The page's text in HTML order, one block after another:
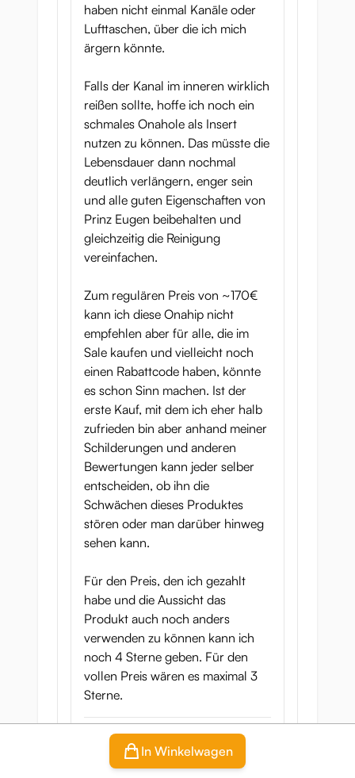
In Winkelwagen
haben nicht einmal Kanäle oder
Lufttaschen, über die ich mich
ärgern könnte.
Falls der Kanal im inneren wirklich
reißen sollte, hoffe ich noch ein
schmales Onahole als Insert
nutzen zu können. Das müsste die
Lebensdauer dann nochmal
deutlich verlängern, enger sein
und alle guten Eigenschaften von
Prinz Eugen beibehalten und
gleichzeitig die Reinigung
vereinfachen.
Zum regulären Preis von ~170€
kann ich diese Onahip nicht
empfehlen aber für alle, die im
Sale kaufen und vielleicht noch
einen Rabattcode haben, könnte
es schon Sinn machen. Ist der
erste Kauf, mit dem ich eher halb
zufrieden bin aber anhand meiner
Schilderungen und anderen
Bewertungen kann jeder selber
entscheiden, ob ihn die
Schwächen dieses Produktes
stören oder man darüber hinweg
sehen kann.
Für den Preis, den ich gezahlt
habe und die Aussicht das
Produkt auch noch anders
verwenden zu können kann ich
noch 4 Sterne geben. Für den
vollen Preis wären es maximal 3
Sterne.
Translate review